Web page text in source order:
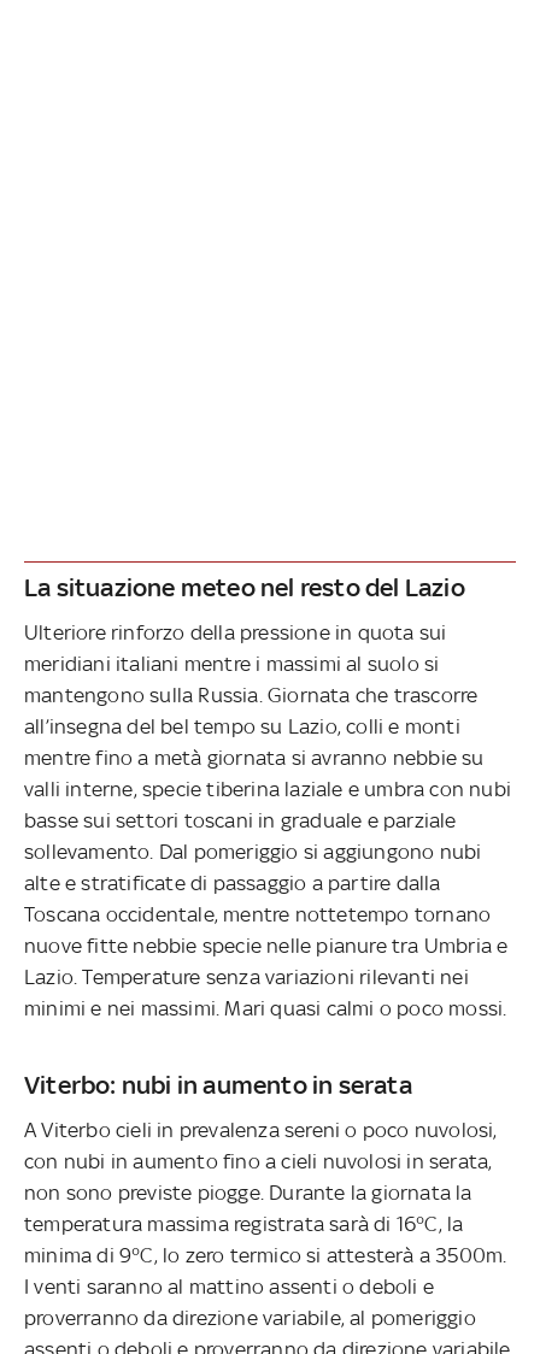
La situazione meteo nel resto del Lazio
Ulteriore rinforzo della pressione in quota sui
meridiani italiani mentre i massimi al suolo si
mantengono sulla Russia. Giornata che trascorre
all’insegna del bel tempo su Lazio, colli e monti
mentre fino a metà giornata si avranno nebbie su
valli interne, specie tiberina laziale e umbra con nubi
basse sui settori toscani in graduale e parziale
sollevamento. Dal pomeriggio si aggiungono nubi
alte e stratificate di passaggio a partire dalla
Toscana occidentale, mentre nottetempo tornano
nuove fitte nebbie specie nelle pianure tra Umbria e
Lazio. Temperature senza variazioni rilevanti nei
minimi e nei massimi. Mari quasi calmi o poco mossi.
Viterbo: nubi in aumento in serata
A Viterbo cieli in prevalenza sereni o poco nuvolosi,
con nubi in aumento fino a cieli nuvolosi in serata,
non sono previste piogge. Durante la giornata la
temperatura massima registrata sarà di 16°C, la
minima di 9°C, lo zero termico si attesterà a 3500m.
I venti saranno al mattino assenti o deboli e
proverranno da direzione variabile, al pomeriggio
assenti o deboli e proverranno da direzione variabile.